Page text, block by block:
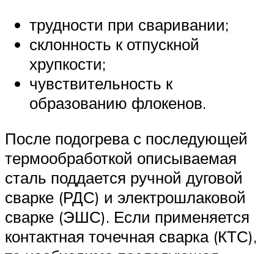
трудности при сваривании;
склонность к отпускной
хрупкости;
чувствительность к
образованию флокенов.
После подогрева с последующей
термообработкой описываемая
сталь поддается ручной дуговой
сварке (РДС) и электрошлаковой
сварке (ЭШС). Если применяется
контактная точечная сварка (КТС),